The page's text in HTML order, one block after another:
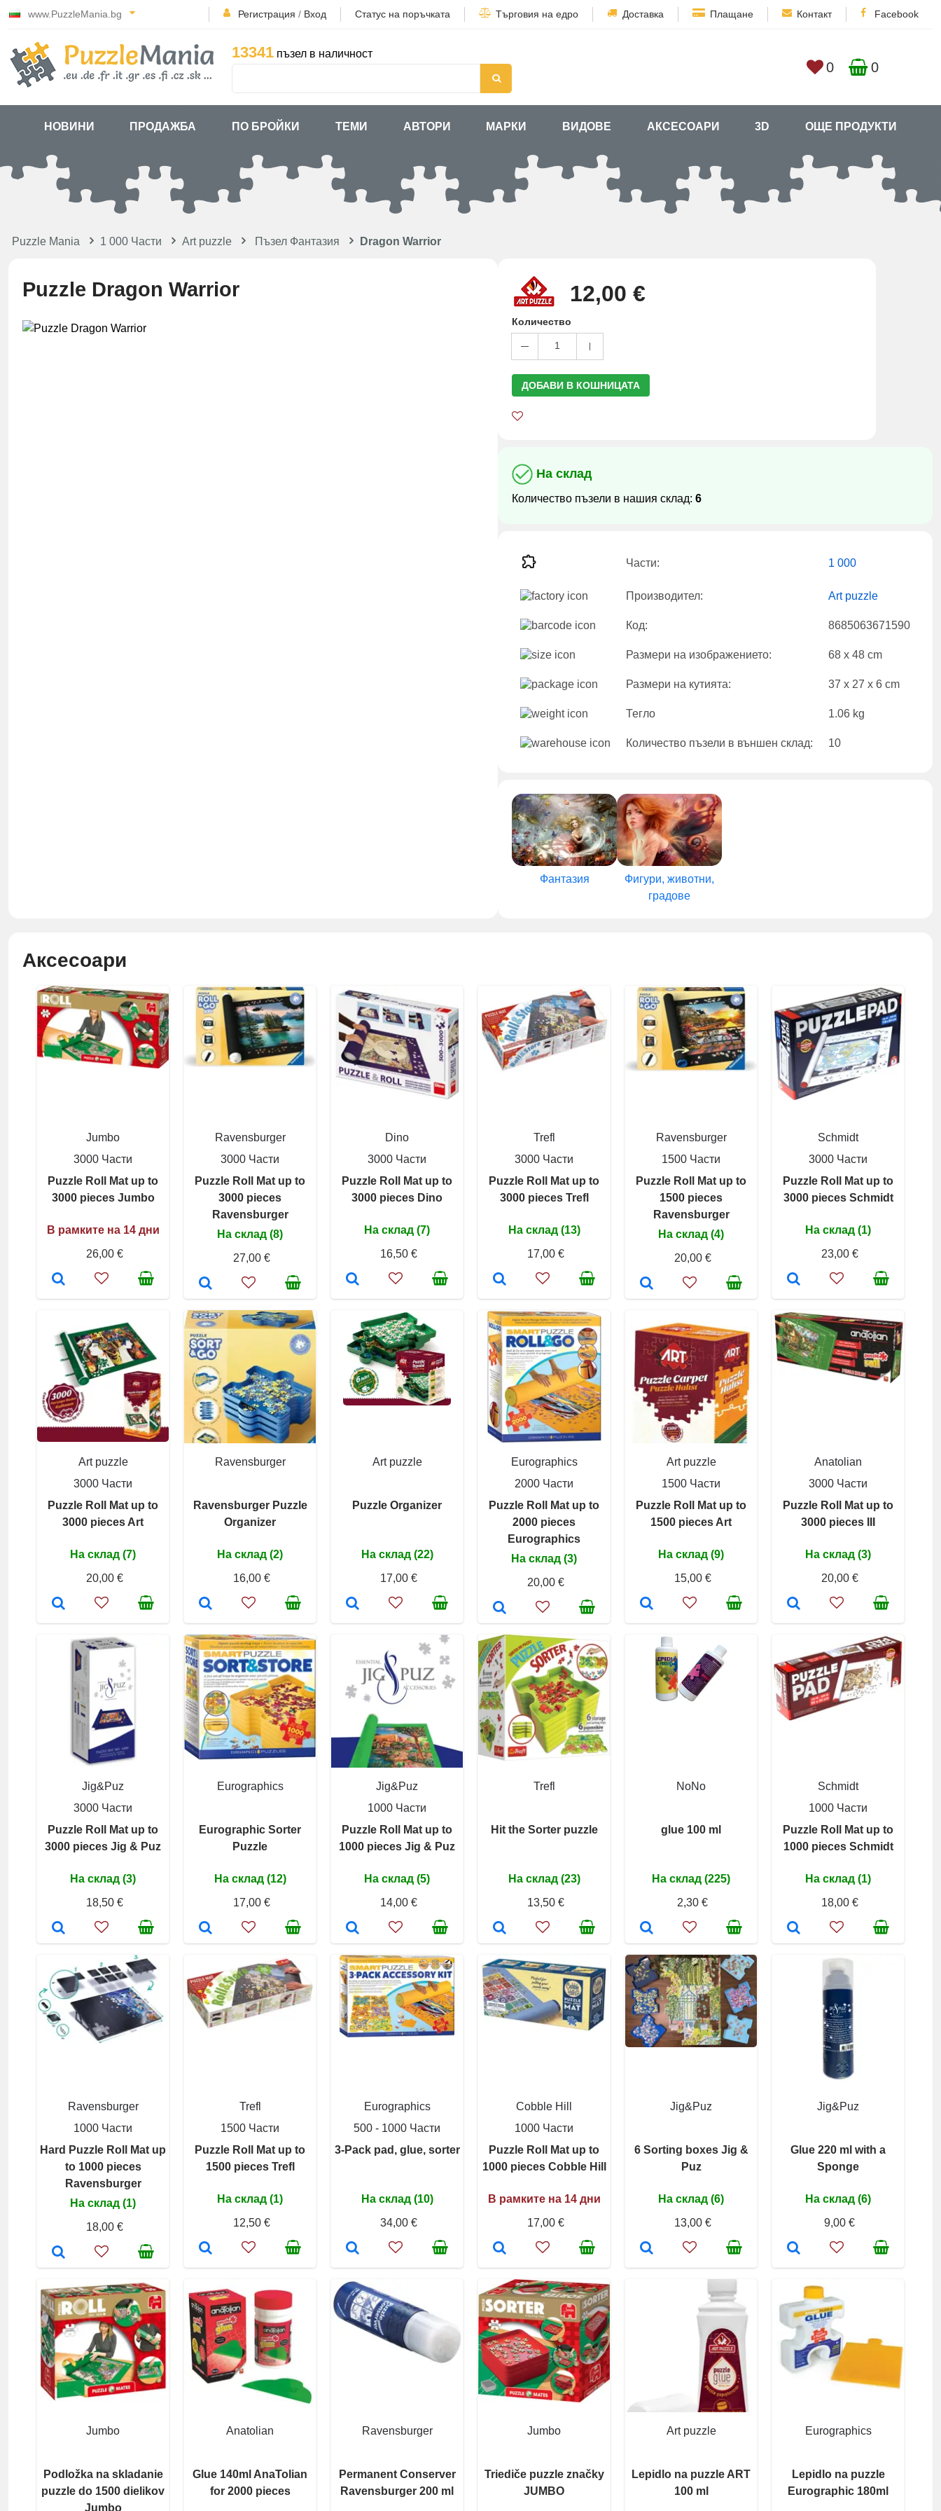
www.PuzzleMania.bg Регистрация / Вход Статус на поръчката Търговия на едро Доставка Плащане Контакт Facebook
13341 пъзел в наличност
0 0
НОВИНИ ПРОДАЖБА ПО БРОЙКИ ТЕМИ АВТОРИ МАРКИ ВИДОВЕ АКСЕСОАРИ 3D ОЩЕ ПРОДУКТИ
Puzzle Mania 1 000 Части Art puzzle Пъзел Фантазия Dragon Warrior
Puzzle Dragon Warrior 12,00 €
Количество
1
ДОБАВИ В КОШНИЦАТА
На склад
Количество пъзели в нашия склад: 6
Части: 1 000
Производител: Art puzzle
Код: 8685063671590
Размери на изображението: 68 x 48 cm
Размери на кутията: 37 x 27 x 6 cm
Тегло 1.06 kg
Количество пъзели в външен склад: 10
Фантазия
Фигури, животни,
градове
Аксесоари
Jumbo
3000 Части
Puzzle Roll Mat up to
3000 pieces Jumbo
В рамките на 14 дни
26,00 €
Ravensburger
3000 Части
Puzzle Roll Mat up to
3000 pieces
Ravensburger
На склад (8)
27,00 €
Dino
3000 Части
Puzzle Roll Mat up to
3000 pieces Dino
На склад (7)
16,50 €
Trefl
3000 Части
Puzzle Roll Mat up to
3000 pieces Trefl
На склад (13)
17,00 €
Ravensburger
1500 Части
Puzzle Roll Mat up to
1500 pieces
Ravensburger
На склад (4)
20,00 €
Schmidt
3000 Части
Puzzle Roll Mat up to
3000 pieces Schmidt
На склад (1)
23,00 €
Art puzzle
3000 Части
Puzzle Roll Mat up to
3000 pieces Art
На склад (7)
20,00 €
Ravensburger
Ravensburger Puzzle
Organizer
На склад (2)
16,00 €
Art puzzle
Puzzle Organizer
На склад (22)
17,00 €
Eurographics
2000 Части
Puzzle Roll Mat up to
2000 pieces
Eurographics
На склад (3)
20,00 €
Art puzzle
1500 Части
Puzzle Roll Mat up to
1500 pieces Art
На склад (9)
15,00 €
Anatolian
3000 Части
Puzzle Roll Mat up to
3000 pieces III
На склад (3)
20,00 €
Jig&Puz
3000 Части
Puzzle Roll Mat up to
3000 pieces Jig & Puz
На склад (3)
18,50 €
Eurographics
Eurographic Sorter
Puzzle
На склад (12)
17,00 €
Jig&Puz
1000 Части
Puzzle Roll Mat up to
1000 pieces Jig & Puz
На склад (5)
14,00 €
Trefl
Hit the Sorter puzzle
На склад (23)
13,50 €
NoNo
glue 100 ml
На склад (225)
2,30 €
Schmidt
1000 Части
Puzzle Roll Mat up to
1000 pieces Schmidt
На склад (1)
18,00 €
Ravensburger
1000 Части
Hard Puzzle Roll Mat up
to 1000 pieces
Ravensburger
На склад (1)
18,00 €
Trefl
1500 Части
Puzzle Roll Mat up to
1500 pieces Trefl
На склад (1)
12,50 €
Eurographics
500 - 1000 Части
3-Pack pad, glue, sorter
На склад (10)
34,00 €
Cobble Hill
1000 Части
Puzzle Roll Mat up to
1000 pieces Cobble Hill
В рамките на 14 дни
17,00 €
Jig&Puz
6 Sorting boxes Jig &
Puz
На склад (6)
13,00 €
Jig&Puz
Glue 220 ml with a
Sponge
На склад (6)
9,00 €
Jumbo
Podložka na skladanie
puzzle do 1500 dielikov
Jumbo
Anatolian
Glue 140ml AnaTolian
for 2000 pieces
Ravensburger
Permanent Conserver
Ravensburger 200 ml
Jumbo
Triediče puzzle značky
JUMBO
Art puzzle
Lepidlo na puzzle ART
100 ml
Eurographics
Lepidlo na puzzle
Eurographic 180ml